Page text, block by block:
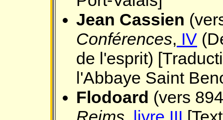
Jean Cassien
Conférences, IV
de l'esprit)
l'Abbaye Saint
Flodoard (vers